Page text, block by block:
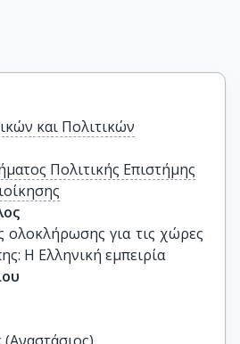
και Πολιτικών
Πολιτικής Επιστήμης
ολοκλήρωσης για τις χώρες
Η Ελληνική εμπειρία